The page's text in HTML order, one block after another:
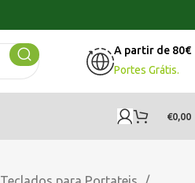
A partir de 80€
Portes Grátis.
€0,00